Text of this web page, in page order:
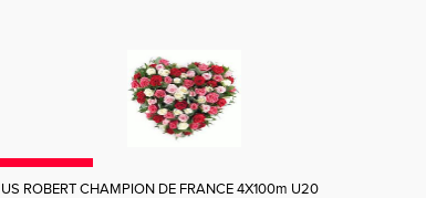
US ROBERT CHAMPION DE FRANCE 4X100m U20